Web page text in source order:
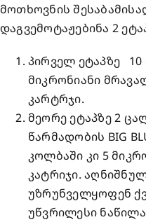
მოთხოვნის
დაგვემოტაჟებინა 2
პირველ ეტაპზე 10
მიკრონიანი
კარტრჯი.
მეორე ეტაპზე 2
წარმადობის BIG
კოლბაში კი 5
კატრიჯი.
უზრუნველყოფენ
უწვრილესი